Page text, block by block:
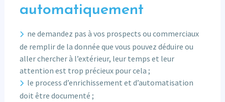
automatiquement
ne demandez pas à vos prospects ou commerciaux
de remplir de la donnée que vous pouvez déduire ou
aller chercher à l’extérieur, leur temps et leur
attention est trop précieux pour cela ;
le process d’enrichissement et d’automatisation
doit être documenté ;